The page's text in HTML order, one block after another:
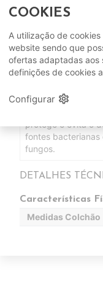
morfologia de
O seu acolchoado
duas camadas de
poliéster que
para um descanso
de alta densidade
protege e evita o
fontes bacterianas
fungos.
DETALHES
Características
Medidas Colchão
COOKIES
A utilização de
website sendo que
ofertas adaptadas aos
definições de cookies
Configurar settings